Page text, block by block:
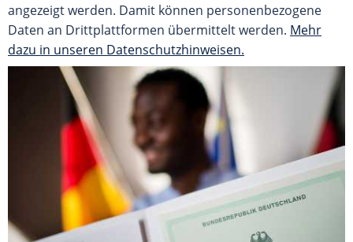
angezeigt werden. Damit können personenbezogene
Daten an Drittplattformen übermittelt werden. Mehr
dazu in unseren Datenschutzhinweisen.